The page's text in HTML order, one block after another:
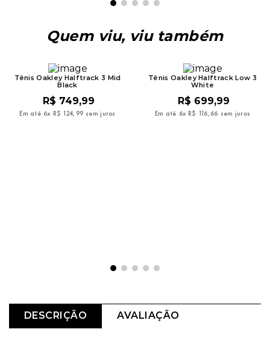
Quem viu, viu também
Tênis Oakley Halftrack 3 Mid
Black
R$ 749,99
Em até 6x R$ 124, 99 sem juros
Tênis Oakley Halftrack Low 3
White
R$ 699,99
Em até 6x R$ 116, 66 sem juros
DESCRIÇÃO AVALIAÇÃO